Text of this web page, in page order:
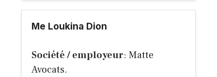
Me Loukina Dion
Société / employeur: Matte
Avocats.